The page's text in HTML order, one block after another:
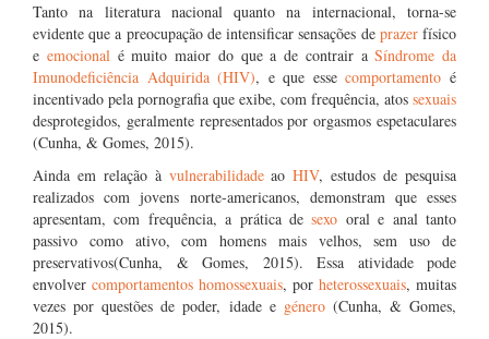
Tanto na literatura nacional quanto na internacional, torna-se
evidente que a preocupação de intensificar sensações de prazerfísico
e emocionalé muito maior do que a de contrair aSíndrome da
Imunodeficiência Adquirida (HIV), e que essecomportamento é
incentivado pela pornografia que exibe, com frequência, atos sexuais
desprotegidos, geralmente representados por orgasmos espetaculares
(Cunha, & Gomes, 2015).
Ainda em relação à vulnerabilidadeaoHIV, estudos de pesquisa
realizados com jovens norte-americanos, demonstram que esses
apresentam, com frequência, a prática desexo oral e anal tanto
passivo como ativo, com homens mais velhos, sem uso de
preservativos(Cunha, & Gomes, 2015). Essa atividade pode
envolver comportamentos homossexuais, por heterossexuais, muitas
vezes por questões de poder, idade e género(Cunha, & Gomes,
2015).